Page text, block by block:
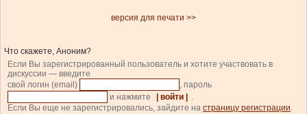
версия для печати >>
Что скажете, Аноним?
Если Вы зарегистрированный пользователь и хотите участвовать в
дискуссии — введите
свой логин (email)
, пароль
и нажмите
| войти |
.
Если Вы еще не зарегистрировались, зайдите на страницу регистрации.